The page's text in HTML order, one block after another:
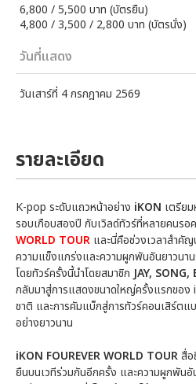
6,800 / 5,500 บาท (บัตรยืน)
4,800 / 3,500 / 2,800 บาท (บัตรนั่ง)
วันที่แสดง
วันเสาร์ที่ 4 กรกฎาคม 2569
รายละเอียด
K-pop ระดับแถวหน้าอย่าง iKON เตรีย
รอบเกือบสองปี กับเวิลด์ทัวร์ที่หลายคนรอ
WORLD TOUR และนี่คือช่วงเวลาสำคั
ความแข็งแกร่งและความผูกพันอันยาวนา
โดยทัวร์ครั้งนี้นำโดยสมาชิก JAY, SONG,
กลับมาสู่การแสดงขนาดใหญ่ครั้งแรกของ
ชาติ และการคัมแบ็กสู่การทัวร์คอนเสิร์ต
อย่างยาวนาน
iKON FOUREVER WORLD TOURสื่อ
ยืนบนเวทีร่วมกันอีกครั้ง และความผูกพัน